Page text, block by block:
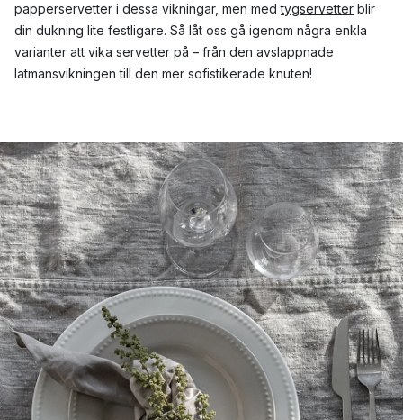
papperservetter i dessa vikningar, men medtygservetter blir
din dukning lite festligare. Så låt oss gå igenom några enkla
varianter att vika servetter på – från den avslappnade
latmansvikningen till den mer sofistikerade knuten!